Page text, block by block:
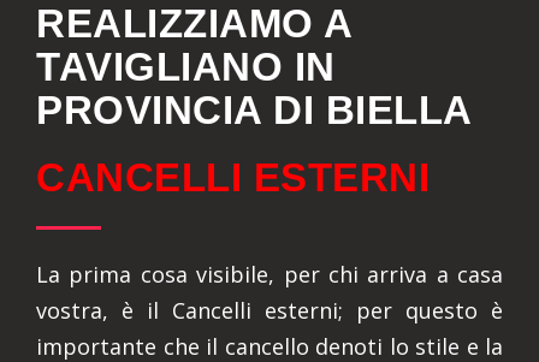
REALIZZIAMO A
TAVIGLIANO IN
PROVINCIA DI BIELLA
CANCELLI ESTERNI
La prima cosa visibile, per chi arriva a casa
vostra, è il Cancelli esterni; per questo è
importante che il cancello denoti lo stile e la